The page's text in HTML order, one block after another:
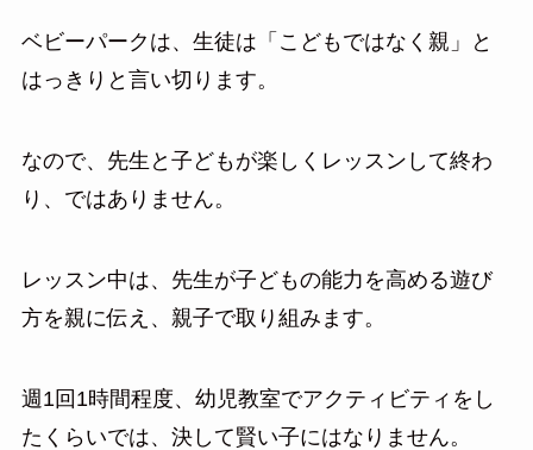
ベビーパークは、生徒は「こどもではなく親」と
はっきりと言い切ります。
なので、先生と子どもが楽しくレッスンして終わ
り、ではありません。
レッスン中は、先生が子どもの能力を高める遊び
方を親に伝え、親子で取り組みます。
週1回1時間程度、幼児教室でアクティビティをし
たくらいでは、決して賢い子にはなりません。